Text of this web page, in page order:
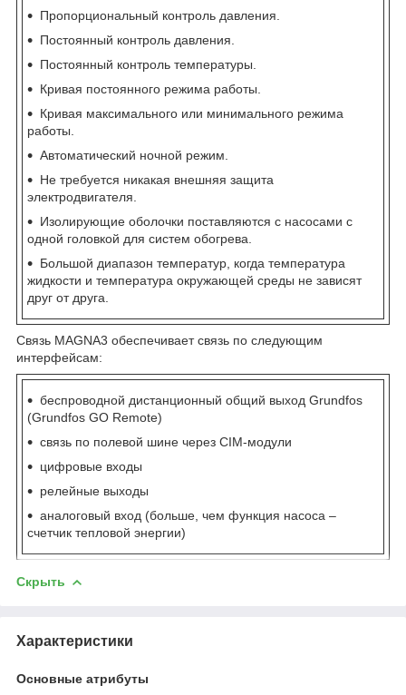
Пропорциональный контроль давления.
Постоянный контроль давления.
Постоянный контроль температуры.
Кривая постоянного режима работы.
Кривая максимального или минимального режима
работы.
Автоматический ночной режим.
Не требуется никакая внешняя защита
электродвигателя.
Изолирующие оболочки поставляются с насосами с
одной головкой для систем обогрева.
Большой диапазон температур, когда температура
жидкости и температура окружающей среды не зависят
друг от друга.
Связь MAGNA3 обеспечивает связь по следующим
интерфейсам:
беспроводной дистанционный общий выход Grundfos
(Grundfos GO Remote)
связь по полевой шине через CIM-модули
цифровые входы
релейные выходы
аналоговый вход (больше, чем функция насоса –
счетчик тепловой энергии)
Скрыть
Характеристики
Основные атрибуты